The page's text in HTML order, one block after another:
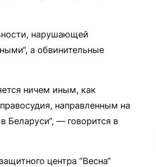
нарушающей
а обвинительные
ничем иным, как
направленным на
Беларуси“, — говорится в
центра “Весна“